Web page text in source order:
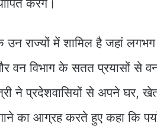
करेंगे।
उन राज्यों में शामिल है जहां
वन विभाग के सतत प्रयासों से
ने प्रदेशवासियों से अपने
का आग्रह करते हुए कहा कि